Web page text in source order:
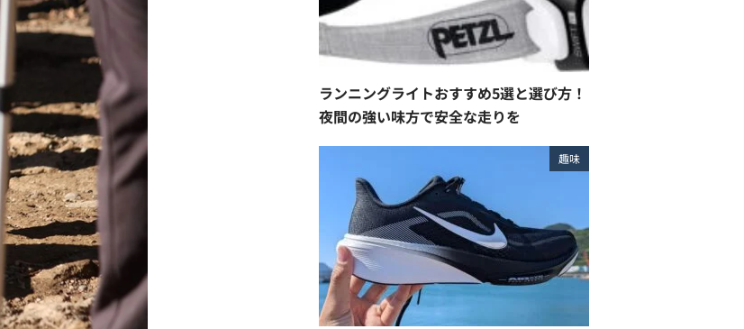
ランニングライトおすすめ5選と選び方！
夜間の強い味方で安全な走りを
趣味